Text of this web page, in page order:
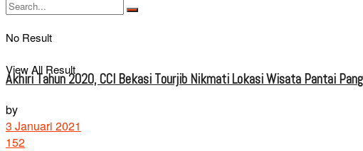
No Result
View All Result
Akhiri Tahun 2020, CCI Bekasi Tourjib Nikmati Lokasi Wisata Pantai
by
3 Januari 2021
152